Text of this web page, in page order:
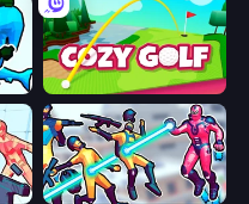
Funny Battle Simulator 2 Cozy Golf
Hero 3: Flying Robot